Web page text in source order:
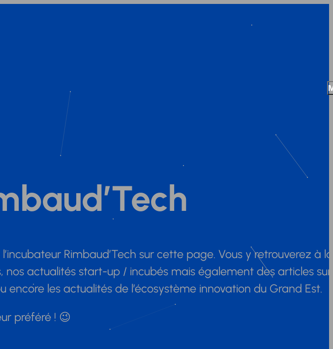
Rimbaud’Tech sur cette page. Vous y retrouverez à
nos actualités start-up / incubés mais également des articles
encore les actualités de l’écosystème innovation du Grand Est.
préféré ! 😉